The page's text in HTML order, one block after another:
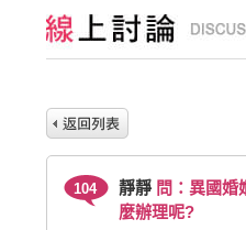
104 靜靜 問：異國婚
麼辦理呢?